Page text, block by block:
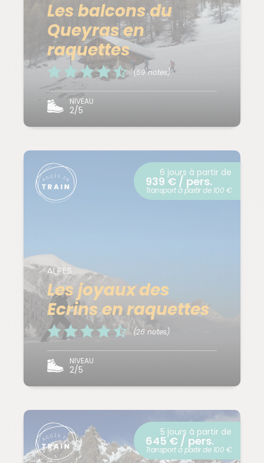
Les balcons du
Queyras en
raquettes
(59 notes)
NIVEAU
2/5
ALPES
Les joyaux des
Ecrins en raquettes
(26 notes)
NIVEAU
2/5
6 jours à partir de
939 € / pers.
Transport à partir de 100 €
5 jours à partir de
645 € / pers.
Transport à partir de 100 €